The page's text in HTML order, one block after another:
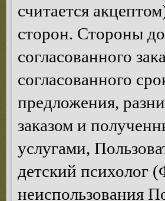
считается
сторон. Стороны
согласованного
согласованного
предложения,
заказом и
услугами,
детский психолог
неиспользования